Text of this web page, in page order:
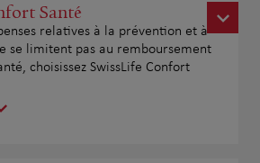
Santé
relatives à la prévention et à
se limitent pas au remboursement
choisissez SwissLife Confort